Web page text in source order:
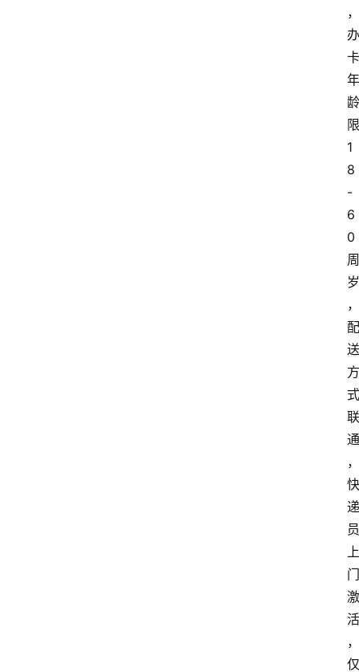
，
办
卡
年
龄
限
1
8
-
6
0
周
岁
，
配
送
方
式
联
通
，
快
递
员
上
门
激
活
，
仅